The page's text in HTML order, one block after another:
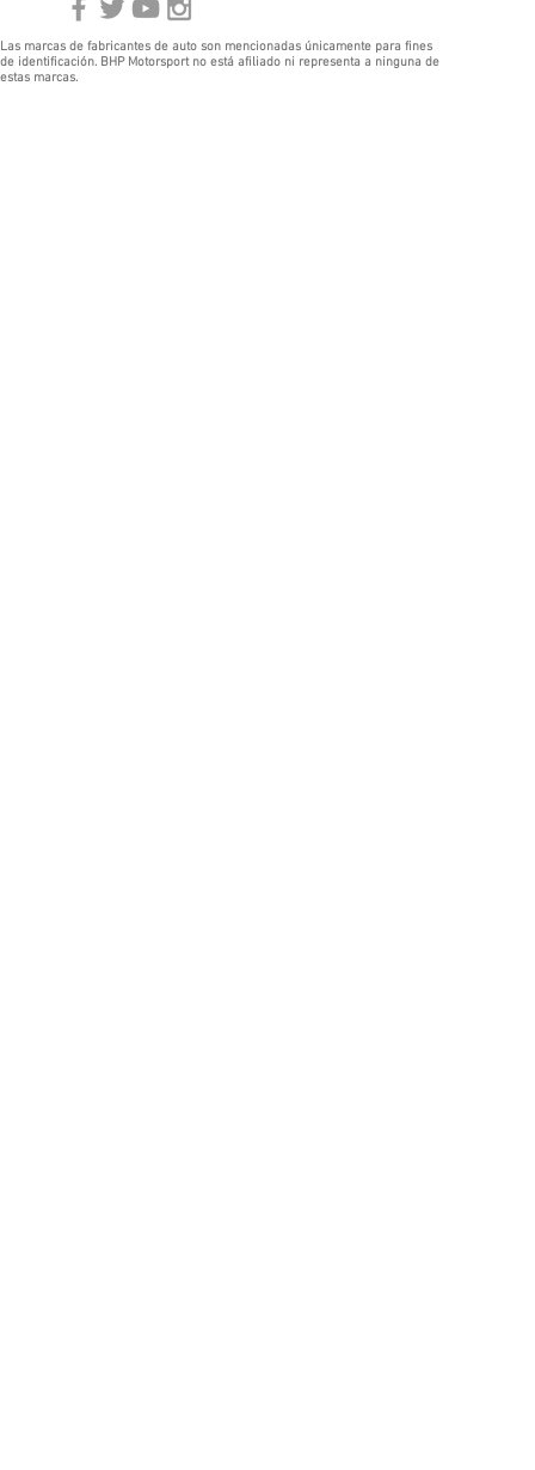
Las marcas de fabricantes de auto son mencionadas únicamente para fines
de identificación. BHP Motorsport no está afiliado ni representa a ninguna de
estas marcas.